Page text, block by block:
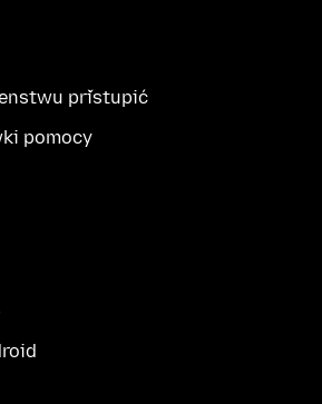
přistupić
pomocy